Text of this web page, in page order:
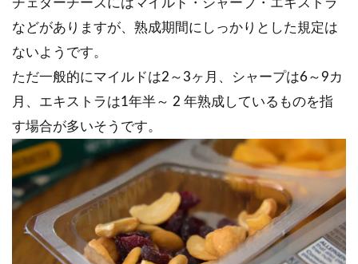
チェダーチーズにはマイルド・シャープ・エキストラ
などがありますが、熟成期間にしっかりとした規定は
ないようです。
ただ一般的にマイルドは2～3ヶ月、シャープは6～9カ
月、エキストラは1年半～ 2 年熟成しているものを指
す場合が多いそうです。